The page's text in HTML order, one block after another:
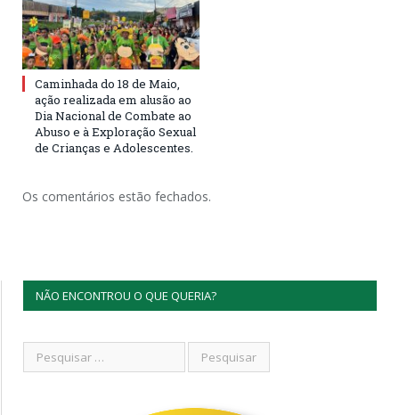
Caminhada do 18 de Maio,
ação realizada em alusão ao
Dia Nacional de Combate ao
Abuso e à Exploração Sexual
de Crianças e Adolescentes.
Os comentários estão fechados.
NÃO ENCONTROU O QUE QUERIA?